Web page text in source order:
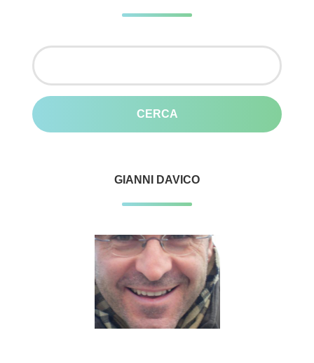
Ricerca
GIANNI DAVICO